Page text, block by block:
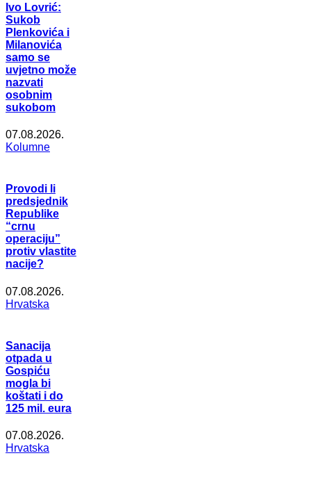
Ivo Lovrić:
Sukob
Plenkovića i
Milanovića
samo se
uvjetno može
nazvati
osobnim
sukobom
07.08.2026.
Kolumne
Provodi li
predsjednik
Republike
“crnu
operaciju”
protiv vlastite
nacije?
07.08.2026.
Hrvatska
Sanacija
otpada u
Gospiću
mogla bi
koštati i do
125 mil. eura
07.08.2026.
Hrvatska